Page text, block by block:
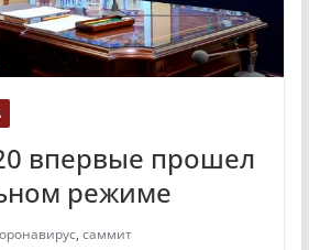
впервые прошел
режиме
, саммит